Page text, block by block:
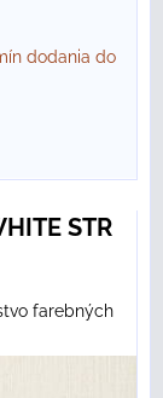
dodania do
STR
farebných